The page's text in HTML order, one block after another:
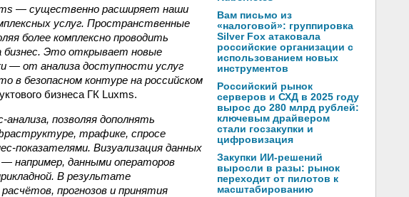
— существенно расширяет наши
услуг. Пространственные
более комплексно проводить
бизнес. Это открывает новые
— от анализа доступности услуг
в безопасном контуре на российском
бизнеса ГК Luxms.
позволяя дополнять
трафике, спросе
показателями. Визуализация данных
например, данными операторов
В результате
прогнозов и принятия
Вам письмо из
«налоговой»: группировка
Silver Fox атаковала
российские организации с
использованием новых
инструментов
Российский рынок
серверов и СХД в 2025 году
вырос до 280 млрд рублей:
ключевым драйвером
стали госзакупки и
цифровизация
Закупки ИИ-решений
выросли в разы: рынок
переходит от пилотов к
масштабированию